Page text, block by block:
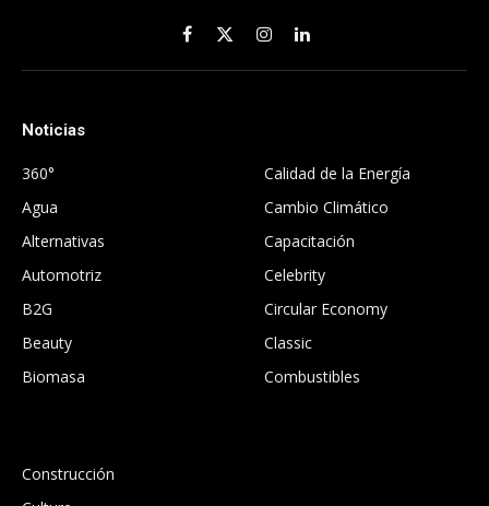
Facebook
X
(Twitter)
InstagramLinkedIn
Noticias
360°
Agua
Alternativas
Automotriz
B2G
Beauty
Biomasa
Calidad de la Energía
Cambio Climático
Capacitación
Celebrity
Circular Economy
Classic
Combustibles
Construcción